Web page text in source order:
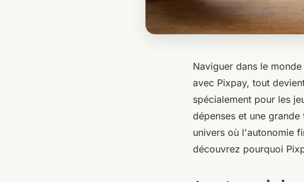
Naviguer dans le
avec Pixpay, tout
spécialement pour les
dépenses et une
univers où l'autonomie
découvrez pourquoi